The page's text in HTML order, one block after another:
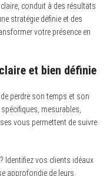
conduit à des résultats
stratégie définie et des
votre présence en
et bien définie
perdre son temps et son
mesurables,
vous permettent de suivre
Identifiez vos clients idéaux
approfondie de leurs